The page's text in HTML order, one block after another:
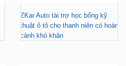
ZKar Auto tài trợ học bổng kỹ
thuật ô tô cho thanh niên có hoàn
cảnh khó khăn